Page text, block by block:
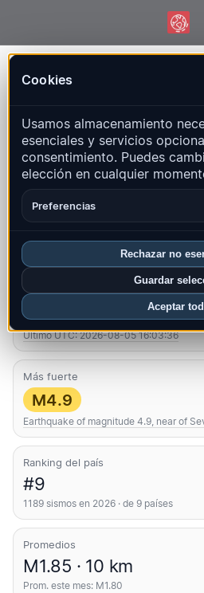
Cookies
Usamos almacenamiento
esenciales y servicios
consentimiento. Puedes
elección en cualquier
Preferencias
Rechazar no
Guardar
Aceptar
QuakeMap24
Mapa en vivo, estadísticas y
Abrir mapa histórico
Resumen Mapa Recientes
FAQ
Sismos este mes
25
Último UTC: 2026-08-05 16:03:36
Más fuerte
M4.9
Earthquake of magnitude 4.9, near of
Ranking del país
#9
1189 sismos en 2026 · de 9 países
Promedios
M1.85 · 10 km
Prom. este mes: M1.80